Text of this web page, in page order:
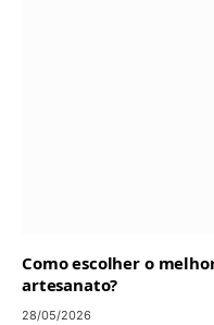
Como escolher o
artesanato?
28/05/2026